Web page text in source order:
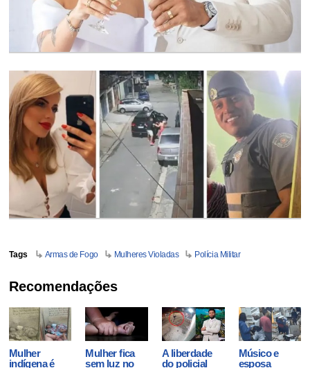
Tags Armas de Fogo Mulheres Violadas Polícia Militar
Recomendações
Mulher
indígena é
Mulher fica
sem luz no
A liberdade
do policial
Músico e
esposa